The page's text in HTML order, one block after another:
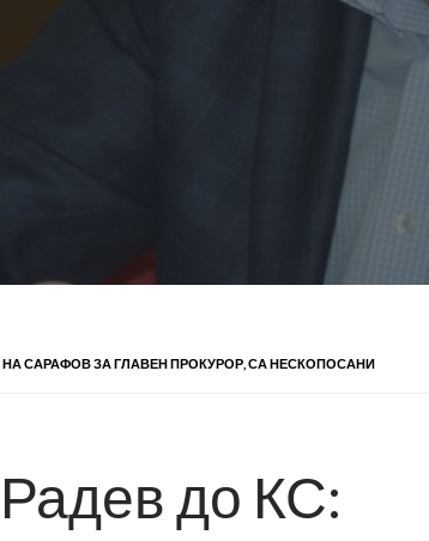
САРАФОВ ЗА ГЛАВЕН ПРОКУРОР, СА НЕСКОПОСАНИ
до КС: